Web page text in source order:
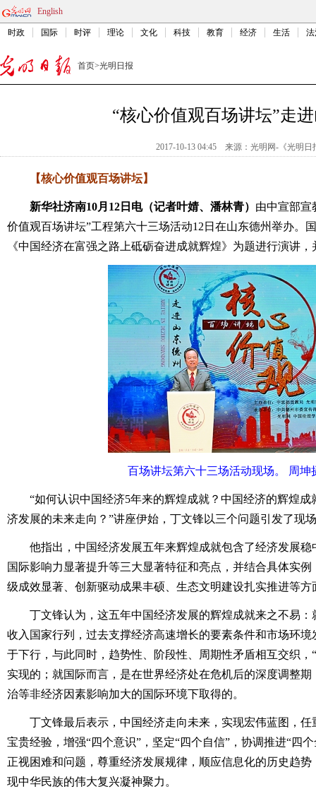
English
时政 国际 时评 理论 文化 科技 教育 经济 生活
首页>光明日报
“核心价值观百场讲坛”走
2017-10-13 04:45 来源： 光明网-《光明日
【核心价值观百场讲坛】
新华社济南10月12日电（记者叶婧、潘林青） 由中宣部宣
价值观百场讲坛”工程第六十三场活动12日在山东德州举办。
《中国经济在富强之路上砥砺奋进成就辉煌》为题进行演讲
百场讲坛第六十三场活动现场。 周坤
“如何认识中国经济5年来的辉煌成就？中国经济的辉煌成
济发展的未来走向？”讲座伊始，丁文锋以三个问题引发了现
他指出，中国经济发展五年来辉煌成就包含了经济发展稳
国际影响力显著提升等三大显著特征和亮点，并结合具体实
级成效显著、创新驱动成果丰硕、生态文明建设扎实推进等方
丁文锋认为，这五年中国经济发展的辉煌成就来之不易：
收入国家行列，过去支撑经济高速增长的要素条件和市场环
于下行，与此同时，趋势性、阶段性、周期性矛盾相互交织
实现的；就国际而言，是在世界经济处在危机后的深度调整
治等非经济因素影响加大的国际环境下取得的。
丁文锋最后表示，中国经济走向未来，实现宏伟蓝图，任
宝贵经验，增强“四个意识”，坚定“四个自信”，协调推进“四
正视困难和问题，尊重经济发展规律，顺应信息化的历史趋
现中华民族的伟大复兴凝神聚力。